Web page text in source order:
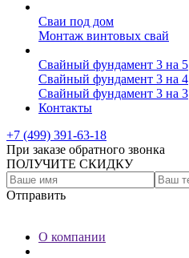
Сваи под дом
Монтаж винтовых свай
Свайный фундамент 3 на 5
Свайный фундамент 3 на 4
Свайный фундамент 3 на 3
Контакты
+7 (499) 391-63-18
При заказе обратного звонка
ПОЛУЧИТЕ СКИДКУ
Отправить
О компании